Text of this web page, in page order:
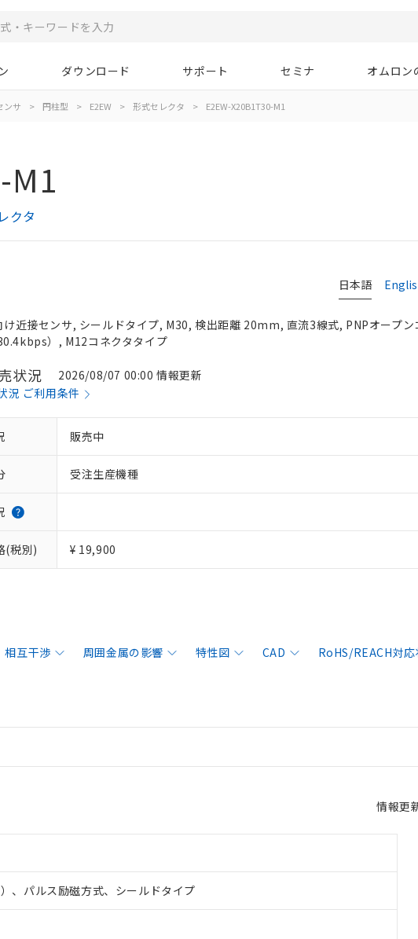
ダウンロード サポート セミナ オムロン
ンサ > 円柱型 > E2EW > 形式セレクタ > E2EW-X20B1T30-M1
M1
クタ
日本語
け近接センサ, シールドタイプ, M30, 検出距離 20mm, 直流3線式, PNPオープン
）, M12コネクタタイプ
状況
2026/08/07 00:00 情報更新
況 ご利用条件
販売中
受注生産機種
(税別) ¥ 19,900
相互干渉 周囲金属の影響 特性図 CAD
RoHS/REACH対応
情報更
、パルス励磁方式、シールドタイプ